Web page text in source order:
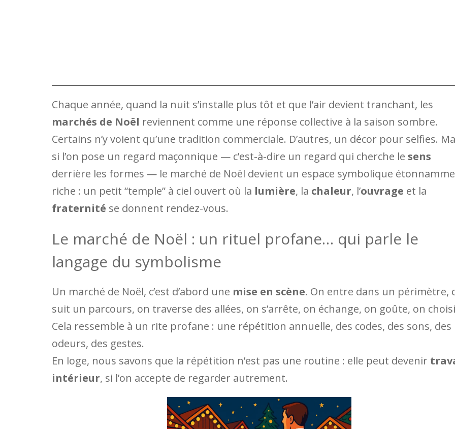
Chaque année, quand la nuit s’installe plus tôt et que l’air devient tranchant, les
marchés de Noël reviennent comme une réponse collective à la saison sombre.
Certains n’y voient qu’une tradition commerciale. D’autres, un décor pour selfies.
si l’on pose un regard maçonnique — c’est-à-dire un regard qui cherche le sens
derrière les formes — le marché de Noël devient un espace symbolique
riche : un petit “temple” à ciel ouvert où la lumière, la chaleur, l’ouvrage et la
fraternité se donnent rendez-vous.
Le marché de Noël : un rituel profane… qui parle le
langage du symbolisme
Un marché de Noël, c’est d’abord une mise en scène. On entre dans un périmètre,
suit un parcours, on traverse des allées, on s’arrête, on échange, on goûte, on
Cela ressemble à un rite profane : une répétition annuelle, des codes, des sons, des
odeurs, des gestes.
En loge, nous savons que la répétition n’est pas une routine : elle peut devenir
intérieur, si l’on accepte de regarder autrement.